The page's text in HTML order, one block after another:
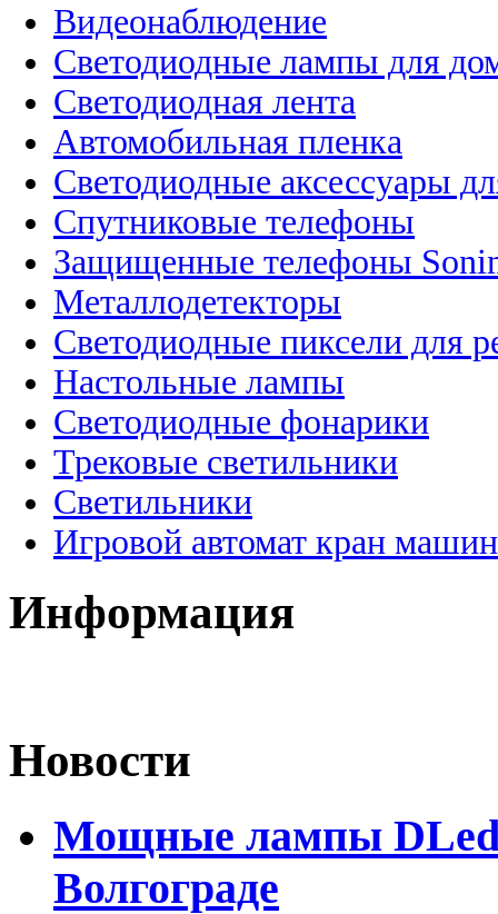
Видеонаблюдение
Светодиодные лампы для
Светодиодная лента
Автомобильная пленка
Светодиодные аксессуары
Спутниковые телефоны
Защищенные телефоны
Металлодетекторы
Светодиодные пиксели для
Настольные лампы
Светодиодные фонарики
Трековые светильники
Светильники
Игровой автомат кран
Информация
Новости
Мощные лампы DLed
Волгограде